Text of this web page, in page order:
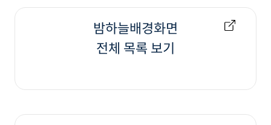
밤하늘배경화면
전체 목록 보기